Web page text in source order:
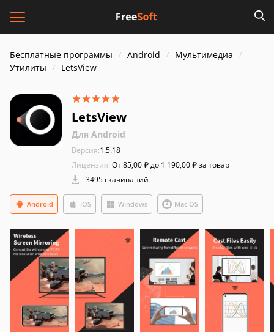
Бесплатные программы Android
Мультимедиа
Утилиты
LetsView
LetsView
Для Android
Версия:1.5.18
Лицензия: От 85,00 ₽ до 1 190,00 ₽ за товар
3495 скачиваний
Android iOS Windows Mac OS